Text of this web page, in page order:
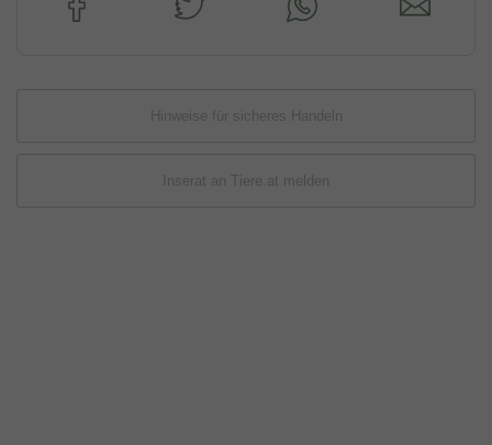
Hinweise für sicheres Handeln
Inserat an Tiere.at melden